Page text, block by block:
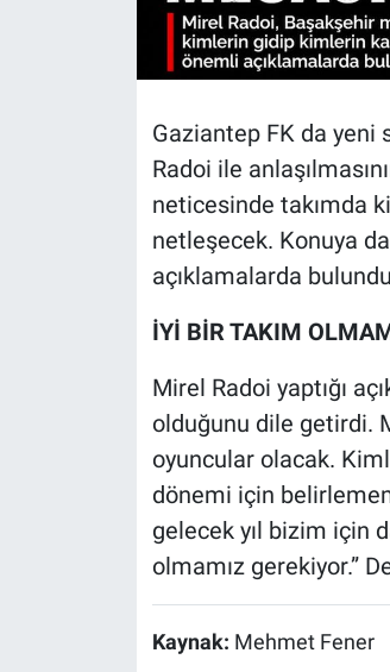
Gaziantep FK da yeni
Radoi ile
neticesinde takımda
netleşecek. Konuya
açıklamalarda
İYİ BİR TAKIM
Mirel Radoi yaptığı
olduğunu dile getirdi.
oyuncular olacak.
dönemi için
gelecek yıl bizim için
olmamız gerekiyor.”
Kaynak: Mehmet Fener